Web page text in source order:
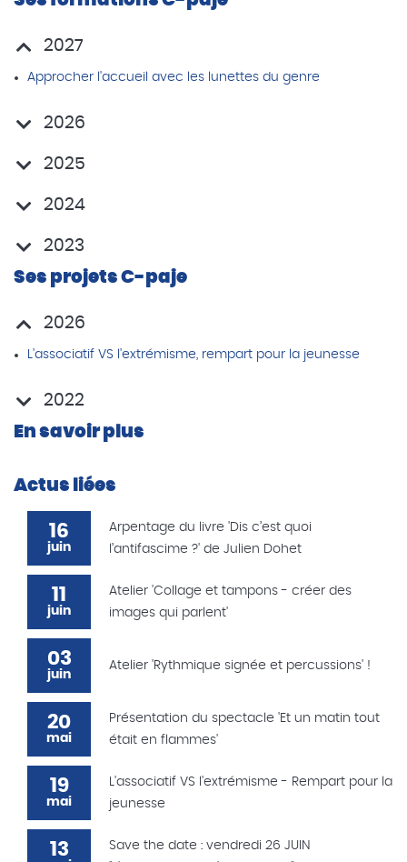
2027
Approcher l'accueil avec les lunettes du genre
2026
2025
2024
2023
Ses projets C-paje
2026
L'associatif VS l'extrémisme, rempart pour la jeunesse
2022
En savoir plus
Actus liées
16
juin
Arpentage du livre 'Dis c’est quoi
l’antifascime ?' de Julien Dohet
11
juin
Atelier 'Collage et tampons - créer des
images qui parlent'
03
juin
Atelier 'Rythmique signée et percussions' !
20
mai
Présentation du spectacle 'Et un matin tout
était en flammes'
19
mai
L'associatif VS l'extrémisme - Rempart pour la
jeunesse
13
Save the date : vendredi 26 JUIN